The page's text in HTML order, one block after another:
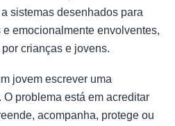
sistemas desenhados para
emocionalmente envolventes,
crianças e jovens.
jovem escrever uma
problema está em acreditar
acompanha, protege ou